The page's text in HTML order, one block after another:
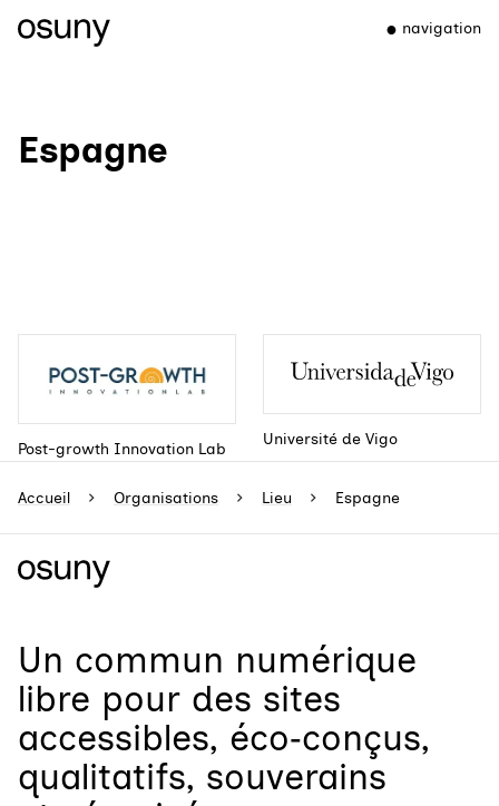
navigation
Espagne
Post-growth Innovation Lab
Université de Vigo
Accueil Organisations Lieu Espagne
Un commun numérique
libre pour des sites
accessibles, éco‑conçus,
qualitatifs, souverains